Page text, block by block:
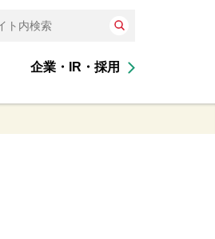
企業・IR・採用